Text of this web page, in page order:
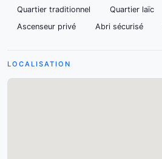
Quartier traditionnel
Quartier laïc
Ascenseur privé
Abri sécurisé
LOCALISATION